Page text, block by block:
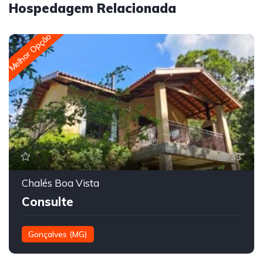
Hospedagem Relacionada
Melhor Opção
33
Chalés Boa Vista
Consulte
Gonçalves (MG)